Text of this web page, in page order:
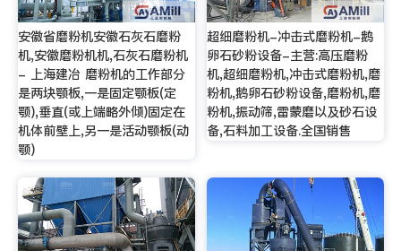
安徽省磨粉机安徽石灰石磨粉
机,安徽磨粉机机,石灰石磨粉机
- 上海建冶 磨粉机的工作部分
是两块颚板,一是固定颚板(定
颚),垂直(或上端略外倾)固定在
机体前壁上,另一是活动颚板(动
颚)
超细磨粉机-冲击式磨粉机-鹅
卵石砂粉设备-主营:高压磨粉
机,超细磨粉机,冲击式磨粉机,磨
粉机,鹅卵石砂粉设备,磨粉机,磨
粉机,振动筛,雷蒙磨以及砂石设
备,石料加工设备.全国销售